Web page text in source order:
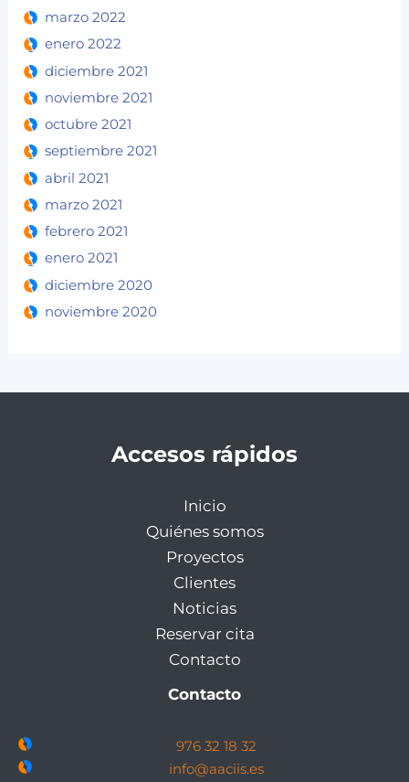
marzo 2022
enero 2022
diciembre 2021
noviembre 2021
octubre 2021
septiembre 2021
abril 2021
marzo 2021
febrero 2021
enero 2021
diciembre 2020
noviembre 2020
Accesos rápidos
Inicio
Quiénes somos
Proyectos
Clientes
Noticias
Reservar cita
Contacto
Contacto
976 32 18 32
info@aaciis.es